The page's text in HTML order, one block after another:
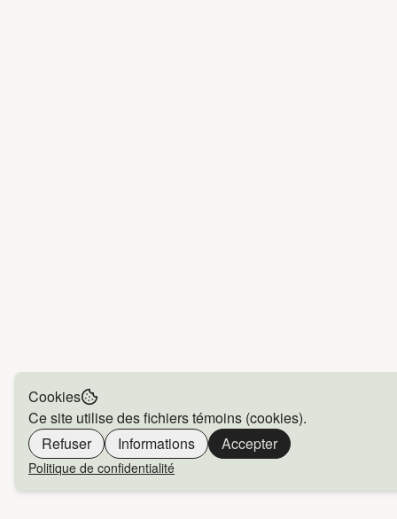
Cookies
Ce site utilise des fichiers témoins (cookies).
Refuser
Informations Accepter
Politique de confidentialité